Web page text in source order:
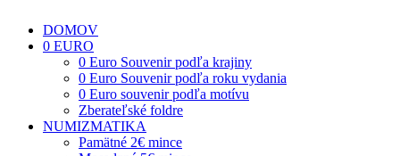
DOMOV
0 EURO
0 Euro Souvenir podľa krajiny
0 Euro Souvenir podľa roku vydania
0 Euro souvenir podľa motívu
Zberateľské foldre
NUMIZMATIKA
Pamätné 2€ mince